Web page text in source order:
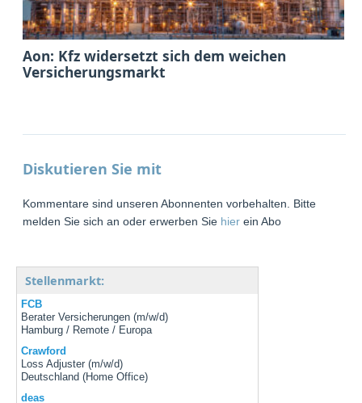
Aon: Kfz widersetzt sich dem weichen
Versicherungsmarkt
Diskutieren Sie mit
Kommentare sind unseren Abonnenten vorbehalten. Bitte
melden Sie sich an oder erwerben Sie hier ein Abo
Stellenmarkt:
FCB
Berater Versicherungen (m/w/d)
Hamburg / Remote / Europa
Crawford
Loss Adjuster (m/w/d)
Deutschland (Home Office)
deas